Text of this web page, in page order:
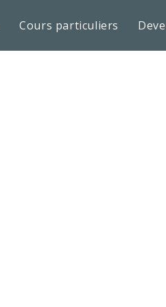
Cours particuliers